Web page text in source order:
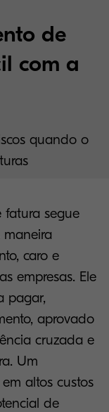
de
com a
quando o
fatura segue
caro e
empresas. Ele
pagar,
aprovado
cruzada e
Um
altos custos
de